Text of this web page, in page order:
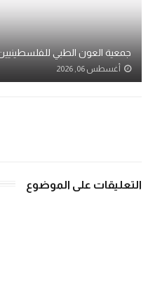
جمعية العون الطبي
أغسطس 06, 2026
التعليقات على الموضوع